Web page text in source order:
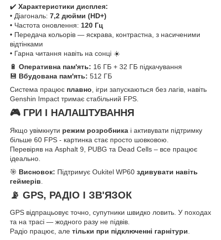
✔️ Характеристики дисплея:
• Діагональ: 7,2 дюйми (HD+)
• Частота оновлення: 120 Гц
• Передача кольорів — яскрава, контрастна, з насиченими
відтінками
• Гарна читання навіть на сонці ☀️
🔋 Оперативна пам'ять: 16 ГБ + 32 ГБ підкачування
💾 Вбудована пам'ять: 512 ГБ
Система працює плавно , ігри запускаються без лагів, навіть
Genshin Impact тримає стабільний FPS.
🎮 ГРИ І НАЛАШТУВАННЯ
Якщо увімкнути режим розробника і активувати підтримку
більше 60 FPS - картинка стає просто шовковою.
Перевіряв на Asphalt 9, PUBG та Dead Cells – все працює
ідеально.
🎯 Висновок: Підтримує Oukitel WP60 здивувати навіть
геймерів
📡 GPS, РАДІО І ЗВ'ЯЗОК
GPS відпрацьовує точно, супутники швидко ловить. У походах
та на трасі — жодного разу не підвів.
Радіо працює, але тільки при підключенні гарнітури.